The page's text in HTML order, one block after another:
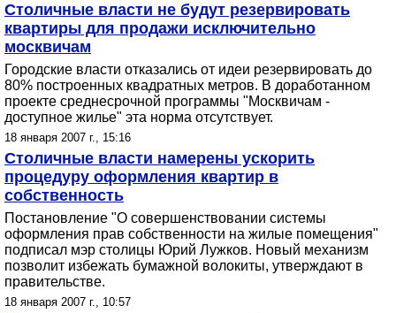
Столичные власти не будут резервировать
квартиры для продажи исключительно
москвичам
Городские власти отказались от идеи резервировать до
80% построенных квадратных метров. В доработанном
проекте среднесрочной программы "Москвичам -
доступное жилье" эта норма отсутствует.
18 января 2007 г., 15:16
Столичные власти намерены ускорить
процедуру оформления квартир в
собственность
Постановление "О совершенствовании системы
оформления прав собственности на жилые помещения"
подписал мэр столицы Юрий Лужков. Новый механизм
позволит избежать бумажной волокиты, утверждают в
правительстве.
18 января 2007 г., 10:57